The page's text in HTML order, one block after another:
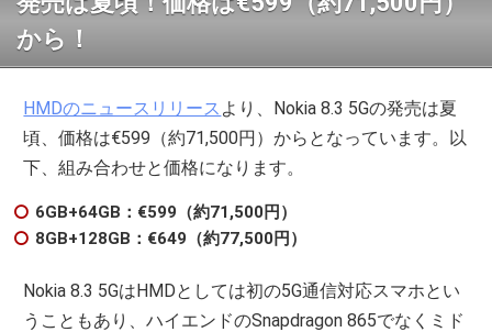
から！
HMDのニュースリリース より、Nokia 8.3 5Gの発売は夏
頃、価格は€599（約71,500円）からとなっています。以
下、組み合わせと価格になります。
6GB+64GB：€599（約71,500円）
8GB+128GB：€649（約77,500円）
Nokia 8.3 5GはHMDとしては初の5G通信対応スマホとい
うこともあり、ハイエンドのSnapdragon 865でなくミド